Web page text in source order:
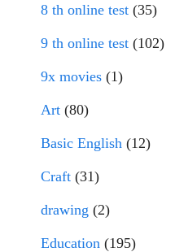
8 th online test (35)
9 th online test (102)
9x movies (1)
Art (80)
Basic English (12)
Craft (31)
drawing (2)
Education (195)